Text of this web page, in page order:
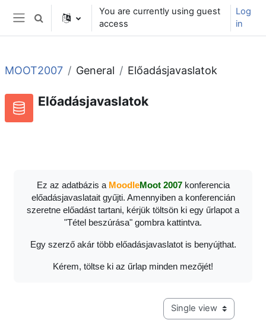
Skip to main content
Side panel
Toggle search input
You are currently using guest
access
Log
in
MOOT2007 General Előadásjavaslatok
Előadásjavaslatok
Ez az adatbázis a MoodleMoot 2007konferencia
előadásjavaslatait gyűjti. Amennyiben a konferencián
szeretne előadást tartani, kérjük töltsön ki egy űrlapot a
"Tétel beszúrása" gombra kattintva.
Egy szerző akár több előadásjavaslatot is benyújthat.
Kérem, töltse ki az űrlap minden mezőjét!
View mode tertiary